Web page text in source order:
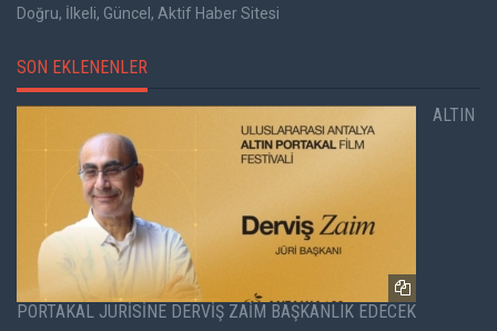
Doğru, İlkeli, Güncel, Aktif Haber Sitesi
SON EKLENENLER
ALTIN
PORTAKAL JÜRİSİNE DERVİŞ ZAİM BAŞKANLIK EDECEK